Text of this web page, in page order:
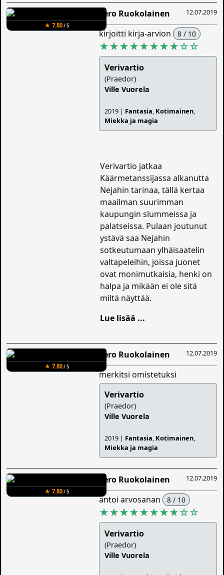
★ 7.80/ 5
12.07.2019
Eero Ruokolainen
kirjoitti kirja-arvion 8 / 10
★★★★★★★★☆☆
Verivartio
(Praedor)
Ville Vuorela
2019 | Fantasia, Kotimainen,
Miekka ja magia
Verivartio jatkaa
Käärmetanssijassa alkanutta
Nejahin tarinaa, tällä kertaa
maailman suurimman
kaupungin slummeissa ja
palatseissa. Pulaan joutunut
ystävä saa Nejahin
sotkeutumaan ylhäisaatelin
valtapeleihin, joissa juonet
ovat monimutkaisia, henki on
halpa ja mikään ei ole sitä
miltä näyttää.
Lue lisää ...
★ 7.80/ 5
12.07.2019
Eero Ruokolainen
merkitsi omistetuksi
Verivartio
(Praedor)
Ville Vuorela
2019 | Fantasia, Kotimainen,
Miekka ja magia
★ 7.80/ 5
12.07.2019
Eero Ruokolainen
antoi arvosanan 8 / 10
★★★★★★★★☆☆
Verivartio
(Praedor)
Ville Vuorela